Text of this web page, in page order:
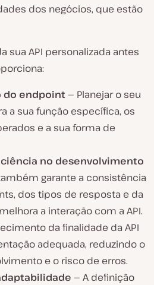
dos negócios, que estão
sua API personalizada antes
do endpoint— Planejar o seu
a sua função específica, os
e a sua forma de
no desenvolvimento
garante a consistência
dos tipos de resposta e da
a interação com a API.
da finalidade da API
adequada, reduzindo o
e o risco de erros.
— A definição